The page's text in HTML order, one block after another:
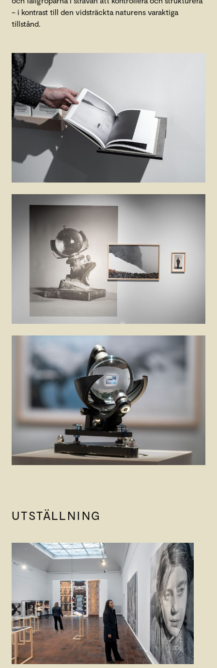
– i kontrast till den vidsträckta naturens varaktiga
tillstånd.
UTSTÄLLNING